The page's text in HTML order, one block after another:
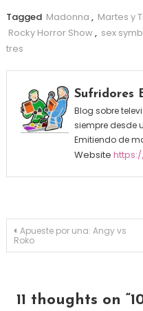
Tagged Madonna , Martes y
Rocky Horror Show, sex
tres
Sufridores
Blog sobre
siempre desde
Emitiendo de
Website
Navegación
Apueste por una: Angy vs
Roko
11 thoughts on “